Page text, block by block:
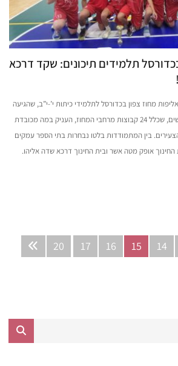
תלמידים תיכונים: שקד דרכא
מחוז צפון בכדורסל לתלמידי כיתות י’-י”ב, שהגיעה
השבוע לסיומה. הטורניר המרשים, שכלל 24 קבוצות מרחבי המחוז, העניק במה מכובדת
בין המתמודדות בלטו נבחרות בתי הספר עמקים
החינוך אופק מטה אשר ובית החינוך דרכא שדה אליהו.
14
15
16
17
20